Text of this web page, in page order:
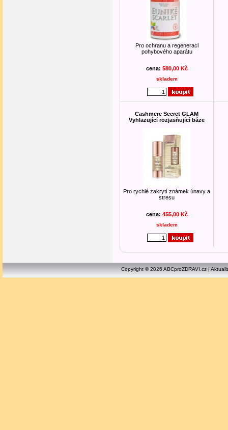
Pro ochranu a regeneraci
pohybového aparátu
cena: 580,00 Kč
skladem
Cashmere Secret GLAM
Vyhlazující rozjasňující báze
Pro rychlé zakrytí známek únavy a
stresu
cena: 455,00 Kč
skladem
Copyright © 2026 ABCproZDRAVI.cz |